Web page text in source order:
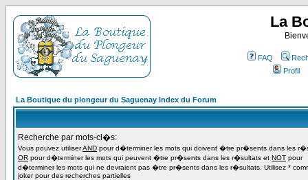
La
FAQ
Profil
La Boutique du plongeur du Saguenay Index du Forum
Recherche par mots-cl�s:
Vous pouvez utiliserAND pour d�terminer les mots qui doivent �tre pr�sents dans les
OR pour d�terminer les mots qui peuvent �tre pr�sents dans les r�sultats et NOT pour
d�terminer les mots qui ne devraient pas �tre pr�sents dans les r�sultats. Utilisez *
joker pour des recherches partielles